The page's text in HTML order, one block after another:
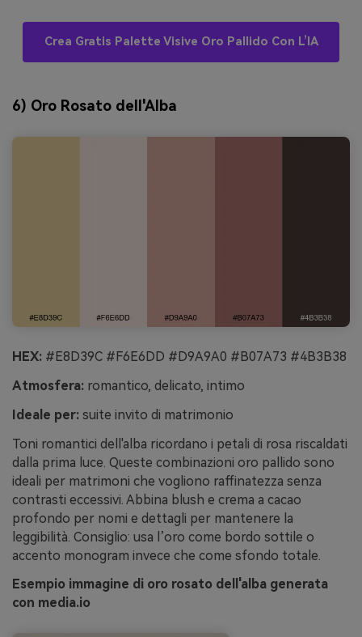
Crea Gratis Palette Visive Oro Pallido Con L’IA
6) Oro Rosato dell'Alba
HEX: #E8D39C #F6E6DD #D9A9A0 #B07A73 #4B3B38
Atmosfera: romantico, delicato, intimo
Ideale per: suite invito di matrimonio
Toni romantici dell'alba ricordano i petali di rosa riscaldati
dalla prima luce. Queste combinazioni oro pallido sono
ideali per matrimoni che vogliono raffinatezza senza
contrasti eccessivi. Abbina blush e crema a cacao
profondo per nomi e dettagli per mantenere la
leggibilità. Consiglio: usa l’oro come bordo sottile o
accento monogram invece che come sfondo totale.
Esempio immagine di oro rosato dell'alba generata
con media.io